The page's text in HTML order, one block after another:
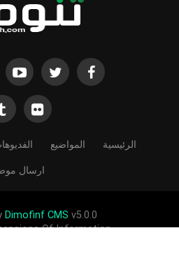
الرئيسية المواضيع
ارسال
Dimofinf CMS v5.0.0
Of Information.